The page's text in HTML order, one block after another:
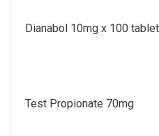
Dianabol 10mg x 100
Test Propionate 70mg